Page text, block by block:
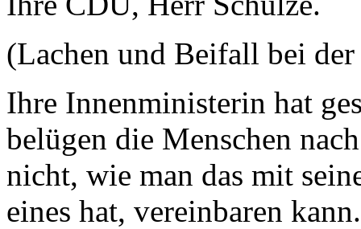
(Lachen und Beifall bei
Ihre Innenministerin hat
belügen die Menschen
nicht, wie man das mit
eines hat, vereinbaren kann.